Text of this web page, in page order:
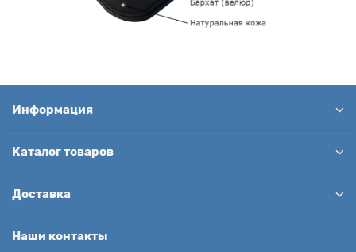
Информация
Каталог товаров
Доставка
Наши контакты